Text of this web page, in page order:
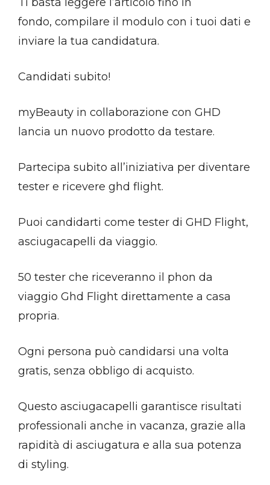
fondo, compilare il modulo con i tuoi dati e
inviare la tua candidatura.
Candidati subito!
myBeauty in collaborazione con GHD
lancia un nuovo prodotto da testare.
Partecipa subito all’iniziativa per diventare
tester e ricevere ghd flight.
Puoi candidarti come tester di GHD Flight,
asciugacapelli da viaggio.
50 tester che riceveranno il phon da
viaggio Ghd Flight direttamente a casa
propria.
Ogni persona può candidarsi una volta
gratis, senza obbligo di acquisto.
Questo asciugacapelli garantisce risultati
professionali anche in vacanza, grazie alla
rapidità di asciugatura e alla sua potenza
di styling.